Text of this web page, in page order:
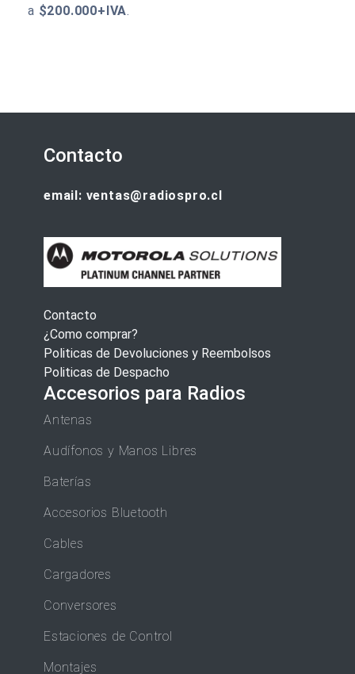
a $200.000+IVA.
Contacto
email: ventas@radiospro.cl
Contacto
¿Como comprar?
Politicas de Devoluciones y Reembolsos
Politicas de Despacho
Accesorios para Radios
Antenas
Audífonos y Manos Libres
Baterías
Accesorios Bluetooth
Cables
Cargadores
Conversores
Estaciones de Control
Montajes